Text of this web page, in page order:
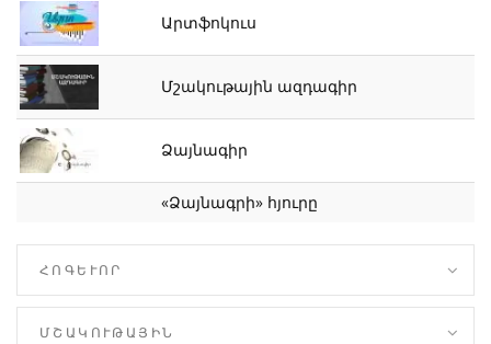
Արտֆոկուս
Մշակութային ազդագիր
Ձայնագիր
«Ձայնագրի» հյուրը
ՀՈԳԵՒՈՐ
ՄՇԱԿՈՒԹԱՅԻՆ